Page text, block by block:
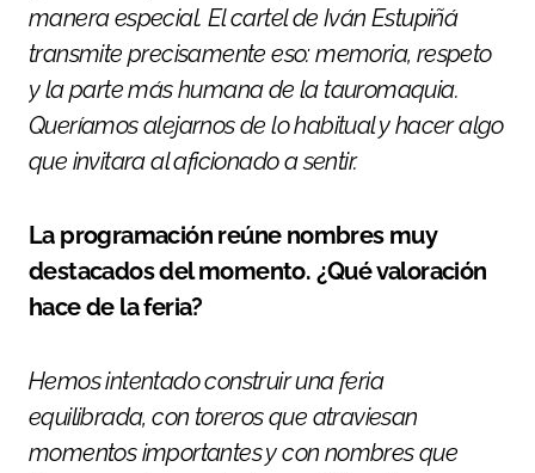
manera especial. El cartel de Iván Estupiñá
transmite precisamente eso: memoria, respeto
y la parte más humana de la tauromaquia.
Queríamos alejarnos de lo habitual y hacer algo
que invitara al aficionado a sentir.
La programación reúne nombres muy
destacados del momento. ¿Qué valoración
hace de la feria?
Hemos intentado construir una feria
equilibrada, con toreros que atraviesan
momentos importantes y con nombres que